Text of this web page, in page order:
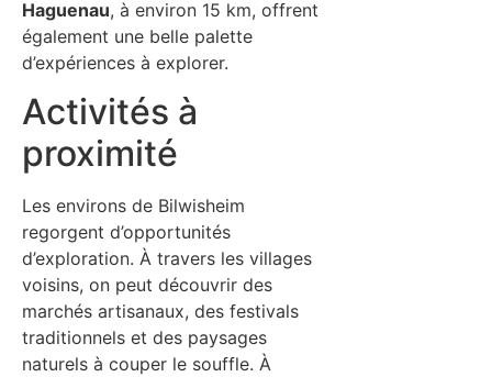
Haguenau, à environ 15 km, offrent
également une belle palette
d’expériences à explorer.
Activités à
proximité
Les environs de Bilwisheim
regorgent d’opportunités
d’exploration. À travers les villages
voisins, on peut découvrir des
marchés artisanaux, des festivals
traditionnels et des paysages
naturels à couper le souffle. À